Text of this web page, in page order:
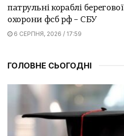
патрульні кораблі берегової
охорони фсб рф – СБУ
6 СЕРПНЯ, 2026 / 17:59
ГОЛОВНЕ СЬОГОДНІ